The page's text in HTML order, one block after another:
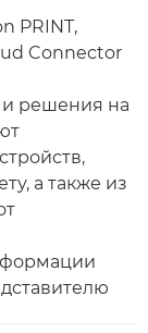
PRINT,
Connector
решения на
а также из